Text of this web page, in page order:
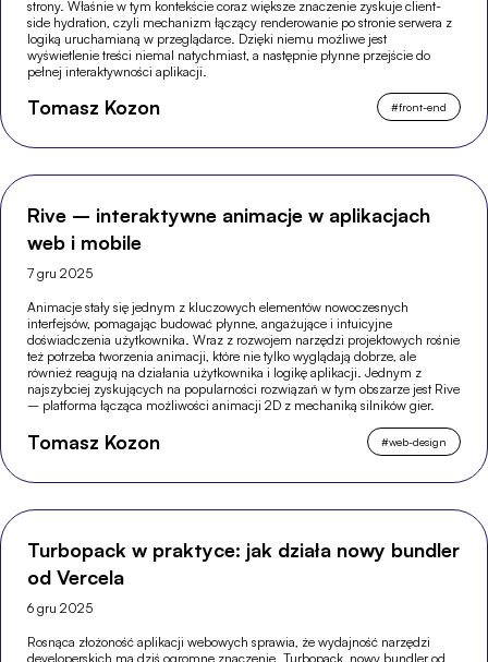
strony. Właśnie w tym kontekście coraz większe znaczenie zyskuje client-
side hydration, czyli mechanizm łączący renderowanie po stronie serwera z
logiką uruchamianą w przeglądarce. Dzięki niemu możliwe jest
wyświetlenie treści niemal natychmiast, a następnie płynne przejście do
pełnej interaktywności aplikacji.
Tomasz Kozon #front-end
Rive – interaktywne animacje w aplikacjach
web i mobile
7 gru 2025
Animacje stały się jednym z kluczowych elementów nowoczesnych
interfejsów, pomagając budować płynne, angażujące i intuicyjne
doświadczenia użytkownika. Wraz z rozwojem narzędzi projektowych rośnie
też potrzeba tworzenia animacji, które nie tylko wyglądają dobrze, ale
również reagują na działania użytkownika i logikę aplikacji. Jednym z
najszybciej zyskujących na popularności rozwiązań w tym obszarze jest Rive
– platforma łącząca możliwości animacji 2D z mechaniką silników gier.
Tomasz Kozon #web-design
Turbopack w praktyce: jak działa nowy bundler
od Vercela
6 gru 2025
Rosnąca złożoność aplikacji webowych sprawia, że wydajność narzędzi
developerskich ma dziś ogromne znaczenie. Turbopack, nowy bundler od